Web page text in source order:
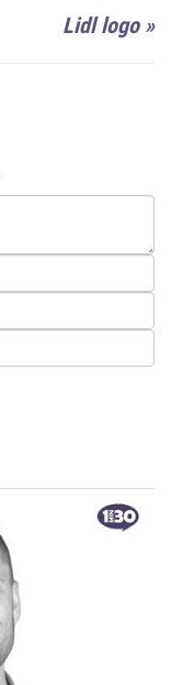
Lidl logo»